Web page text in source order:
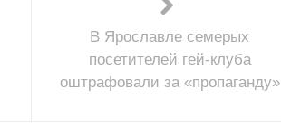
В Ярославле семерых
посетителей гей-клуба
оштрафовали за «пропаганду»